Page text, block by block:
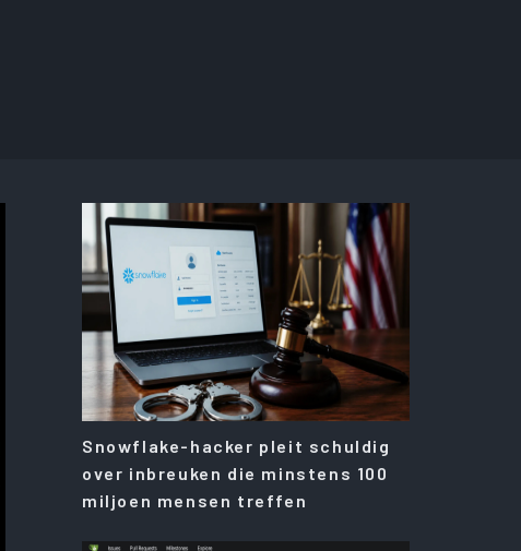
Snowflake-hacker pleit schuldig
over inbreuken die minstens 100
miljoen mensen treffen